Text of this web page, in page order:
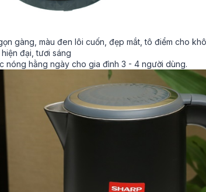
gàng, màu đen lôi cuốn, đẹp mắt, tô điểm cho
đại, tươi sáng
nóng hằng ngày cho gia đình 3 - 4 người dùng.